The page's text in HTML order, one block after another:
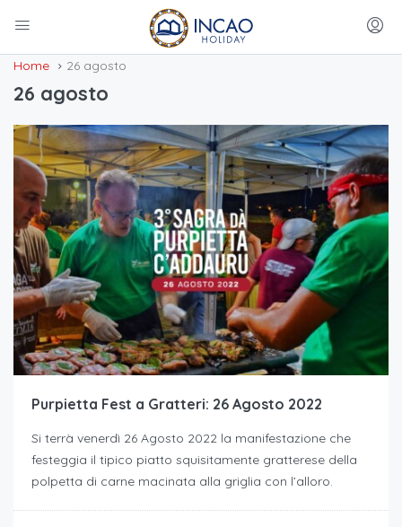
Home 26 agosto
26 agosto
Purpietta Fest a Gratteri: 26 Agosto 2022
Si terrà venerdì 26 Agosto 2022 la manifestazione che
festeggia il tipico piatto squisitamente gratterese della
polpetta di carne macinata alla griglia con l’alloro.